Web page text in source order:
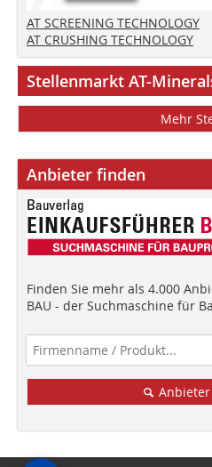
AT SCREENING TECHNOLOGY
AT CRUSHING TECHNOLOGY
Stellenmarkt AT-
Mehr
Anbieter finden
Finden Sie mehr als 4.000
BAU - der Suchmaschine für